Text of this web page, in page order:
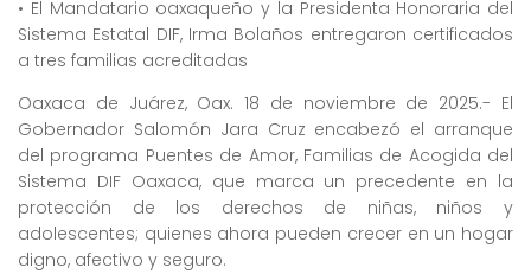
• El Mandatario oaxaqueño y la Presidenta Honoraria del
Sistema Estatal DIF, Irma Bolaños entregaron certificados
a tres familias acreditadas
Oaxaca de Juárez, Oax. 18 de noviembre de 2025.- El
Gobernador Salomón Jara Cruz encabezó el arranque
del programa Puentes de Amor, Familias de Acogida del
Sistema DIF Oaxaca, que marca un precedente en la
protección de los derechos de niñas, niños y
adolescentes; quienes ahora pueden crecer en un hogar
digno, afectivo y seguro.